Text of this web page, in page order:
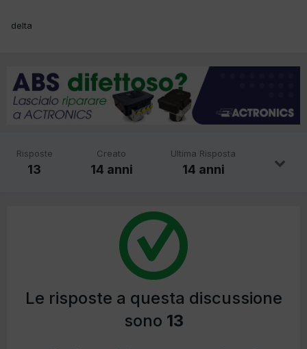
delta
Risposte
13
Creato
14 anni
Ultima Risposta
14 anni
Le risposte a questa discussione
sono 13